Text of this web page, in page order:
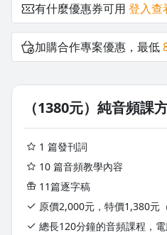
心靈思維在人生面向的運
用「愛」與「金錢」兩個案例，
♦ 自我覺察思維的限制，進行突破
♦ 學會打破思維框架的練習方式。
♦ 持續練習之後，能夠達到思維
有什麼優惠券可用 登入查
加購合作專案優惠，最低
（1380元）純音頻課
1 篇發刊詞
10 篇音頻教學內容
11篇逐字稿
原價2,000元，特價1,380元
總長120分鐘的音頻課程，